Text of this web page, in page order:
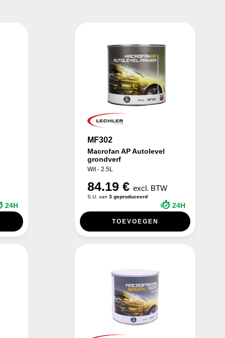
24H
MF302
Macrofan AP Autolevel
grondverf
Wit - 2.5L
84.19 €excl. BTW
S.U. van3 geproduceerd
24H
TOEVOEGEN